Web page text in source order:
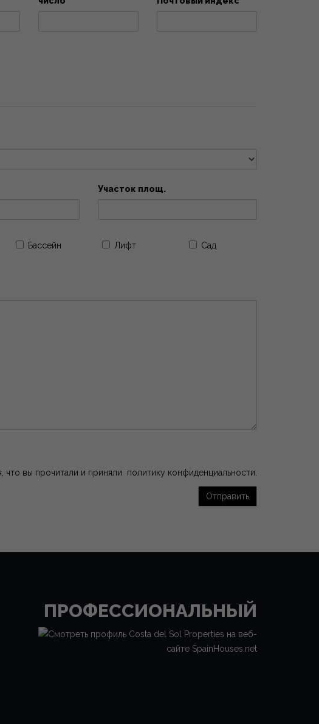
Участок площ.
Бассейн Лифт Сад
что вы прочитали и приняли политику конфиденциальности
Отправить
ПРОФЕССИОНАЛЬНЫЙ